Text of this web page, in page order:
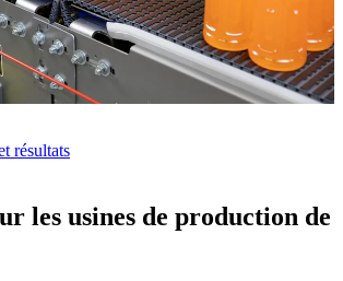
résultats
les usines de production de